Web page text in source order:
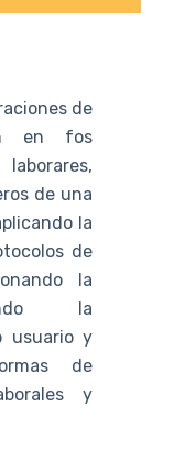
de
en fos
de una
la
de
la
la
usuario y
de
y